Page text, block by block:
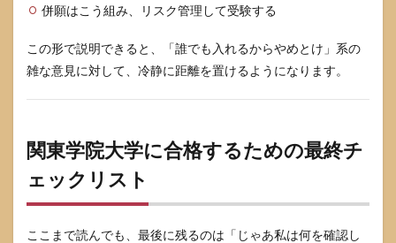
併願はこう組み、リスク管理して受験する
この形で説明できると、「誰でも入れるからやめとけ」系の
雑な意見に対して、冷静に距離を置けるようになります。
関東学院大学に合格するための最終チ
ェックリスト
ここまで読んでも、最後に残るのは「じゃあ私は何を確認し